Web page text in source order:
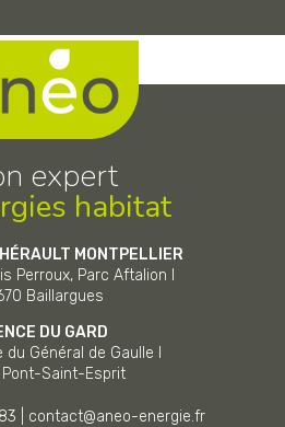
expert
habitat
MONTPELLIER
Perroux, Parc Aftalion I
Baillargues
DU GARD
Général de Gaulle I
Pont-Saint-Esprit
contact@aneo-energie.fr